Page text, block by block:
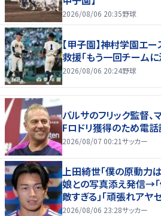
2026/08/06 20:35野球
【甲子園】神村学園エ
救援「もう一回チームに
2026/08/06 20:24野球
バルサのフリック監督、
Fロドリ獲得のため電
2026/08/07 00:21サッカー
上田綺世「僕の原動力
娘との写真添え発信→
敵すぎる」「頑張れアヤ
2026/08/06 23:28サッカー